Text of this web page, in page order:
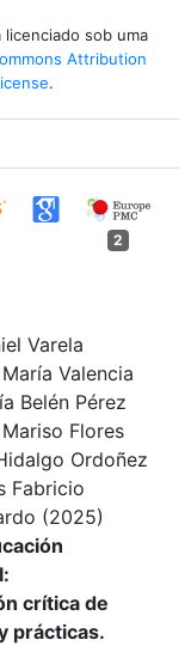
sob uma
Attribution
.
2
Varela
Valencia
Belén Pérez
Flores
Ordoñez
Fabricio
(2025)
crítica de
prácticas.